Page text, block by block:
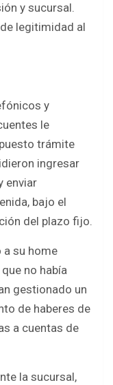
y sucursal.
legitimidad al
y
le
trámite
ingresar
enviar
bajo el
del plazo fijo.
a su home
no había
gestionado un
de haberes de
a cuentas de
la sucursal,